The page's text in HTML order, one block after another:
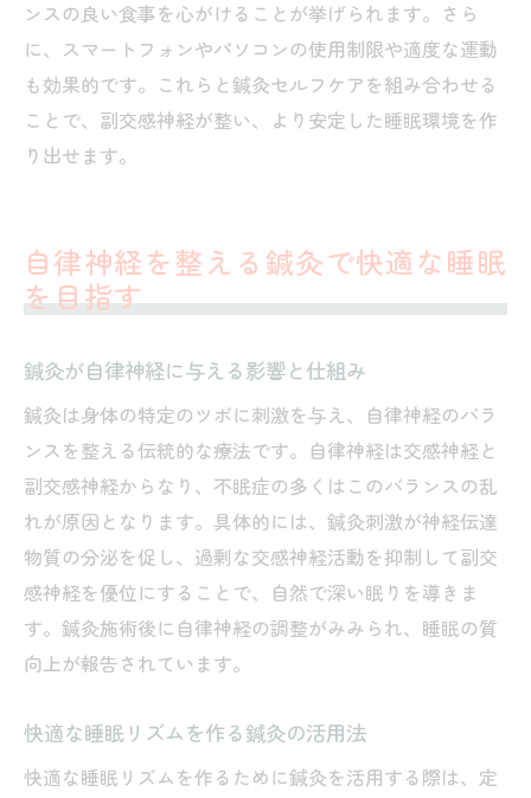
ンスの良い食事を心がけることが挙げられます。さら
に、スマートフォンやパソコンの使用制限や適度な運動
も効果的です。これらと鍼灸セルフケアを組み合わせる
ことで、副交感神経が整い、より安定した睡眠環境を作
り出せます。
自律神経を整える鍼灸で快適な睡眠
を目指す
鍼灸が自律神経に与える影響と仕組み
鍼灸は身体の特定のツボに刺激を与え、自律神経のバラ
ンスを整える伝統的な療法です。自律神経は交感神経と
副交感神経からなり、不眠症の多くはこのバランスの乱
れが原因となります。具体的には、鍼灸刺激が神経伝達
物質の分泌を促し、過剰な交感神経活動を抑制して副交
感神経を優位にすることで、自然で深い眠りを導きま
す。鍼灸施術後に自律神経の調整がみみられ、睡眠の質
向上が報告されています。
快適な睡眠リズムを作る鍼灸の活用法
快適な睡眠リズムを作るために鍼灸を活用する際は、定